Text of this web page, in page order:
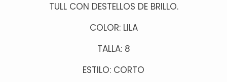
TULL CON DESTELLOS DE BRILLO.
COLOR: LILA
TALLA: 8
ESTILO: CORTO